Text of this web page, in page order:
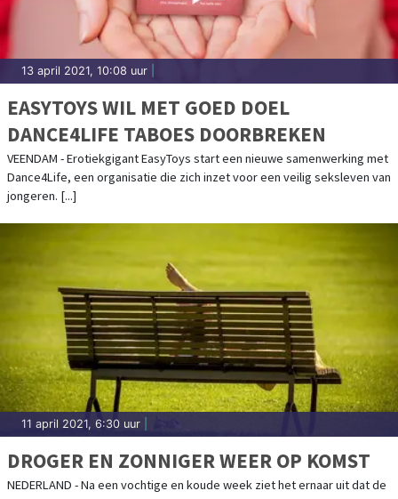
13 april 2021, 10:08 uur
EASYTOYS WIL MET GOED DOEL
DANCE4LIFE TABOES DOORBREKEN
VEENDAM - Erotiekgigant EasyToys start een nieuwe samenwerking met
Dance4Life, een organisatie die zich inzet voor een veilig seksleven van
jongeren. [...]
11 april 2021, 6:30 uur
DROGER EN ZONNIGER WEER OP KOMST
NEDERLAND - Na een vochtige en koude week ziet het ernaar uit dat de